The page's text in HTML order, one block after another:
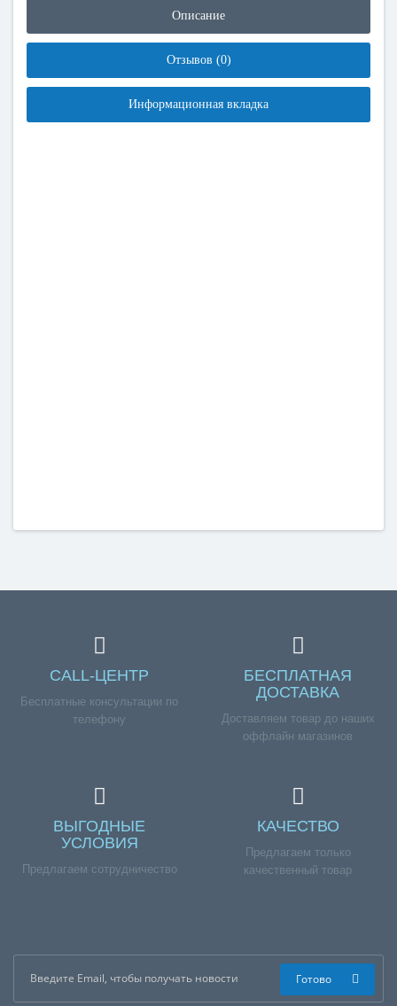
Описание
Отзывов (0)
Информационная вкладка
CALL-ЦЕНТР
Бесплатные консультации по
телефону
БЕСПЛАТНАЯ
ДОСТАВКА
Доставляем товар до наших
оффлайн магазинов
ВЫГОДНЫЕ
УСЛОВИЯ
Предлагаем сотрудничество
КАЧЕСТВО
Предлагаем только
качественный товар
Готово